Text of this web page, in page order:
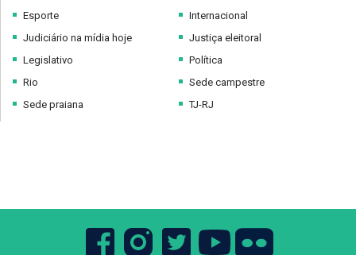
Esporte
Judiciário na mídia hoje
Legislativo
Rio
Sede praiana
Internacional
Justiça eleitoral
Política
Sede campestre
TJ-RJ